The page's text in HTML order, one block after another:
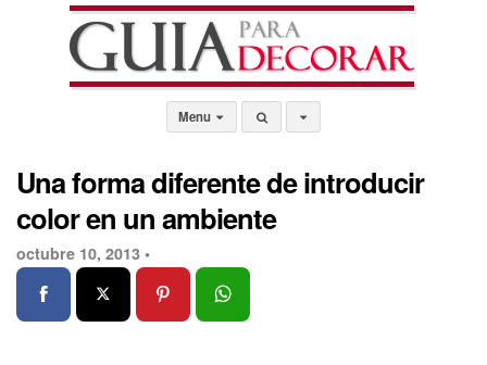
Menu
Una forma diferente de introducir
color en un ambiente
octubre 10, 2013 •